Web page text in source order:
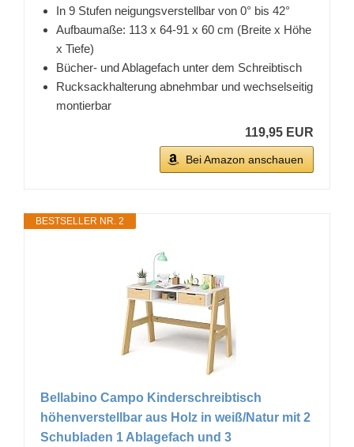
In 9 Stufen neigungsverstellbar von 0° bis 42°
Aufbaumaße: 113 x 64-91 x 60 cm (Breite x Höhe
x Tiefe)
Bücher- und Ablagefach unter dem Schreibtisch
Rucksackhalterung abnehmbar und wechselseitig
montierbar
119,95 EUR
Bei Amazon anschauen
BESTSELLER NR. 2
Bellabino Campo Kinderschreibtisch
höhenverstellbar aus Holz in weiß/Natur mit 2
Schubladen 1 Ablagefach und 3